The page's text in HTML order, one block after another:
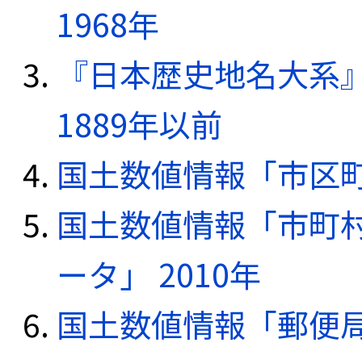
1968年
『日本歴史地名大
1889年以前
国土数値情報「市区
国土数値情報「市町
ータ」 2010年
国土数値情報「郵便